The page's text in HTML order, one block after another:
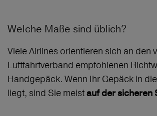
Welche Maße sind üblich?
Viele Airlines orientieren sich an den
Luftfahrtverband empfohlenen
Handgepäck. Wenn Ihr Gepäck in
liegt, sind Sie meistauf der sicheren